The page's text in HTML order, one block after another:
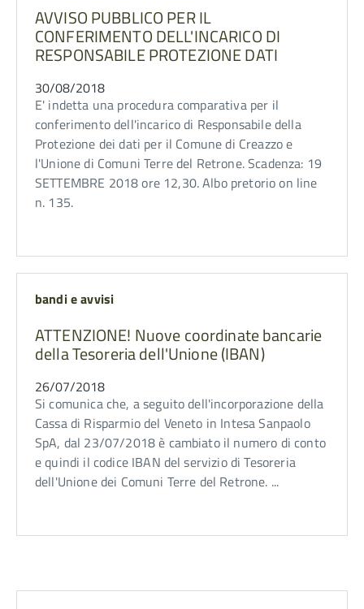
AVVISO PUBBLICO PER IL
CONFERIMENTO DELL'INCARICO DI
RESPONSABILE PROTEZIONE DATI
30/08/2018
E' indetta una procedura comparativa per il
conferimento dell'incarico di Responsabile della
Protezione dei dati per il Comune di Creazzo e
l'Unione di Comuni Terre del Retrone. Scadenza: 19
SETTEMBRE 2018 ore 12,30. Albo pretorio on line
n. 135.
bandi e avvisi
ATTENZIONE! Nuove coordinate bancarie
della Tesoreria dell'Unione (IBAN)
26/07/2018
Si comunica che, a seguito dell'incorporazione della
Cassa di Risparmio del Veneto in Intesa Sanpaolo
SpA, dal 23/07/2018 è cambiato il numero di conto
e quindi il codice IBAN del servizio di Tesoreria
dell'Unione dei Comuni Terre del Retrone. ...